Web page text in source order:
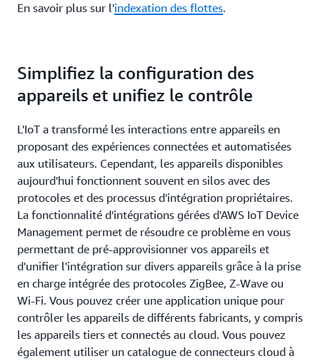
En savoir plus sur l'indexation des flottes.
Simplifiez la configuration des
appareils et unifiez le contrôle
L'IoT a transformé les interactions entre appareils en
proposant des expériences connectées et automatisées
aux utilisateurs. Cependant, les appareils disponibles
aujourd'hui fonctionnent souvent en silos avec des
protocoles et des processus d'intégration propriétaires.
La fonctionnalité d'intégrations gérées d'AWS IoT Device
Management permet de résoudre ce problème en vous
permettant de pré-approvisionner vos appareils et
d'unifier l'intégration sur divers appareils grâce à la prise
en charge intégrée des protocoles ZigBee, Z-Wave ou
Wi-Fi. Vous pouvez créer une application unique pour
contrôler les appareils de différents fabricants, y compris
les appareils tiers et connectés au cloud. Vous pouvez
également utiliser un catalogue de connecteurs cloud à